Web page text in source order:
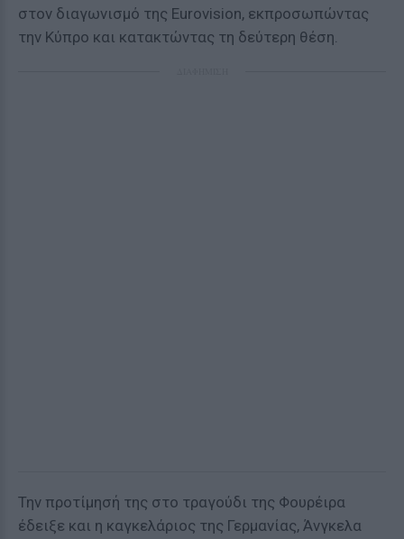
στον διαγωνισμό της Eurovision, εκπροσωπώντας
την Κύπρο και κατακτώντας τη δεύτερη θέση.
Την προτίμησή της στο τραγούδι της Φουρέιρα
έδειξε και η καγκελάριος της Γερμανίας, Άνγκελα